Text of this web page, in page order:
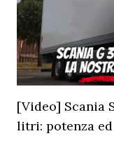
[Video] Scania
litri: potenza